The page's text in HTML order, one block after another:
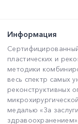
Информация
пластических и
методики
весь спектр самых
реконструктивных
медалью «За